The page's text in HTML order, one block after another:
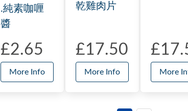
.純素咖喱
醬
£2.65
More Info
乾雞肉片
£17.50
More Info More